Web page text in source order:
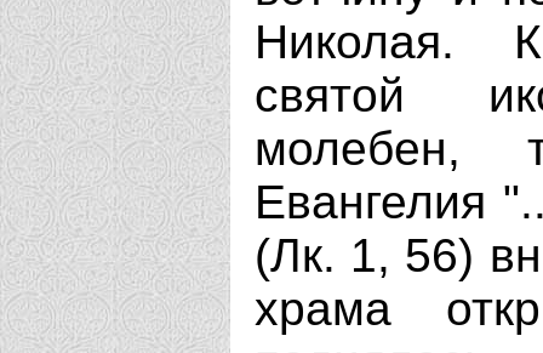
Николая.
святой
молебен,
Евангелия
(Лк. 1, 56)
храма